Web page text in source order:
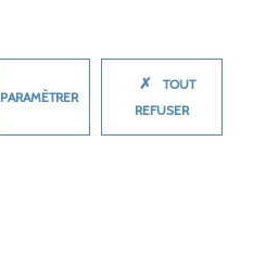
PARAMÈTRER
✗
TOUT
REFUSER